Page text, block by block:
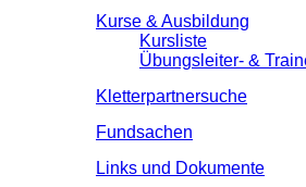
Kurse & Ausbildung
Kursliste
Übungsleiter- &
Kletterpartnersuche
Fundsachen
Links und Dokumente